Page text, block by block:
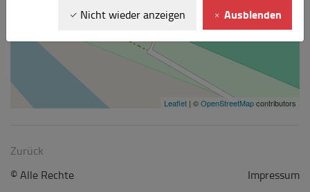
Leaflet | ©OpenStreetMapcontributors
Zurück
© Alle Rechte
Impressum
Nicht wieder anzeigen Ausblenden